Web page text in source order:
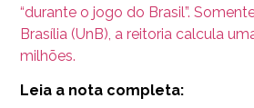
“durante o jogo do Brasil”.
Brasília (UnB), a reitoria calcula
milhões.
Leia a nota completa: